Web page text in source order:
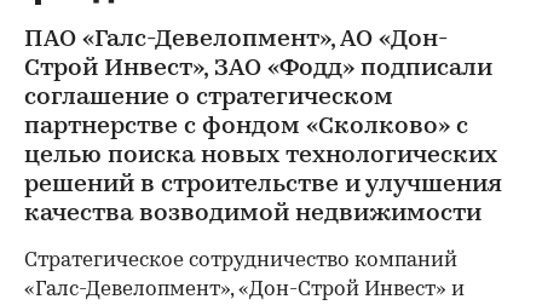
ПАО «Галс-Девелопмент», АО «Дон-
Строй Инвест», ЗАО «Фодд» подписали
соглашение о стратегическом
партнерстве с фондом «Сколково» с
целью поиска новых технологических
решений в строительстве и улучшения
качества возводимой недвижимости
Стратегическое сотрудничество компаний
«Галс-Девелопмент», «Дон-Строй Инвест» и